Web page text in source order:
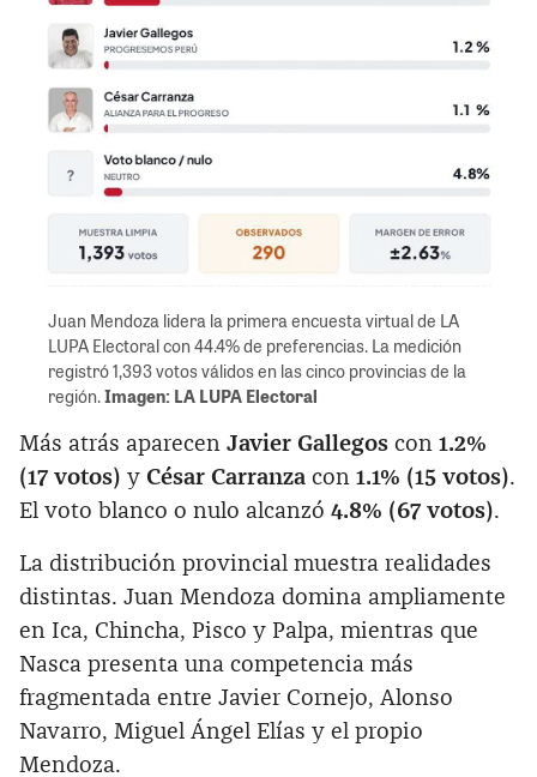
Juan Mendoza lidera la primera encuesta virtual de LA
LUPA Electoral con 44.4% de preferencias. La medición
registró 1,393 votos válidos en las cinco provincias de la
región.Imagen: LA LUPA Electoral
Más atrás aparecen Javier Gallegos con 1.2%
(17 votos) y César Carranza con 1.1% (15 votos).
El voto blanco o nulo alcanzó 4.8% (67 votos).
La distribución provincial muestra realidades
distintas. Juan Mendoza domina ampliamente
en Ica, Chincha, Pisco y Palpa, mientras que
Nasca presenta una competencia más
fragmentada entre Javier Cornejo, Alonso
Navarro, Miguel Ángel Elías y el propio
Mendoza.